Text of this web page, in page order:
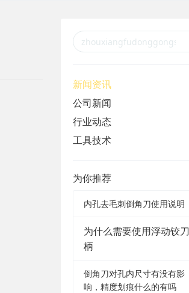
新闻资讯
公司新闻
行业动态
工具技术
为你推荐
内孔去毛刺倒角刀使用说明
为什么需要使用浮动铰刀
柄
倒角刀对孔内尺寸有没有影
响，精度划痕什么的有吗